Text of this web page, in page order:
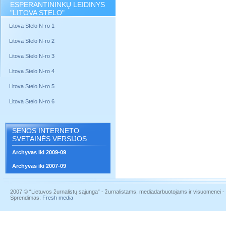
ESPERANTININKŲ LEIDINYS
"LITOVA STELO"
Litova Stelo N-ro 1
Litova Stelo N-ro 2
Litova Stelo N-ro 3
Litova Stelo N-ro 4
Litova Stelo N-ro 5
Litova Stelo N-ro 6
SENOS INTERNETO
SVETAINĖS VERSIJOS
Archyvas iki 2009-09
Archyvas iki 2007-09
2007 © “Lietuvos žurnalistų sąjunga” - žurnalistams, mediadarbuotojams ir visuomenei
Sprendimas: Fresh media